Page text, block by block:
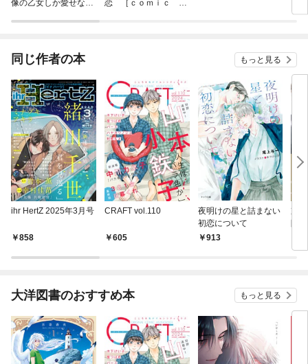
像の乙女しか愛せない
恋 ［ｃｏｍｉｃ ｔ
同じ作者の本 もっと見る
ihr HertZ 2025年3月号
858
CRAFT vol.110
605
夜明けの星と詰まない
初恋について
913
京
限
大洋図書のおすすめ本 もっと見る